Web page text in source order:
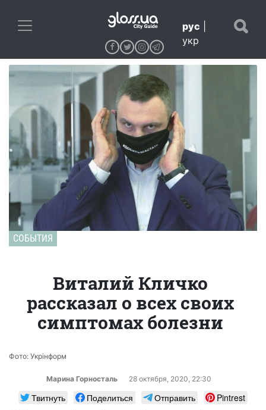
рус
укр
СОБЫТИЯ
Виталий Кличко
рассказал о всех своих
симптомах болезни
Фото: Укрінформ
Марина Горносталь 28 октября, 2020, 22:30
Твитнуть Поделиться Отправить
Pintrest